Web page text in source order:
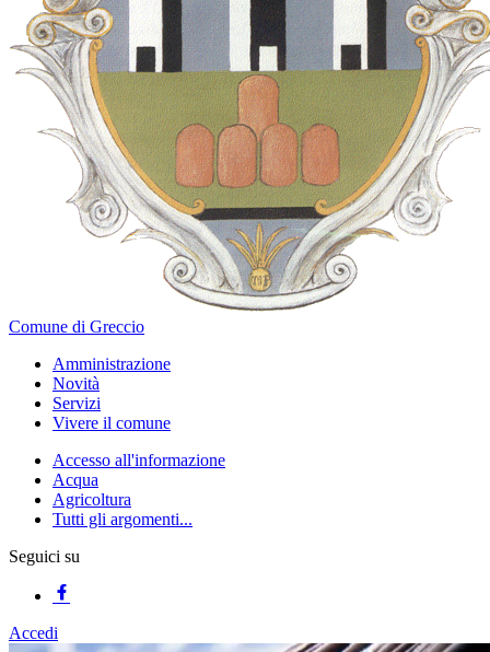
Comune di Greccio
Amministrazione
Novità
Servizi
Vivere il comune
Accesso all'informazione
Acqua
Agricoltura
Tutti gli argomenti...
Seguici su
Accedi